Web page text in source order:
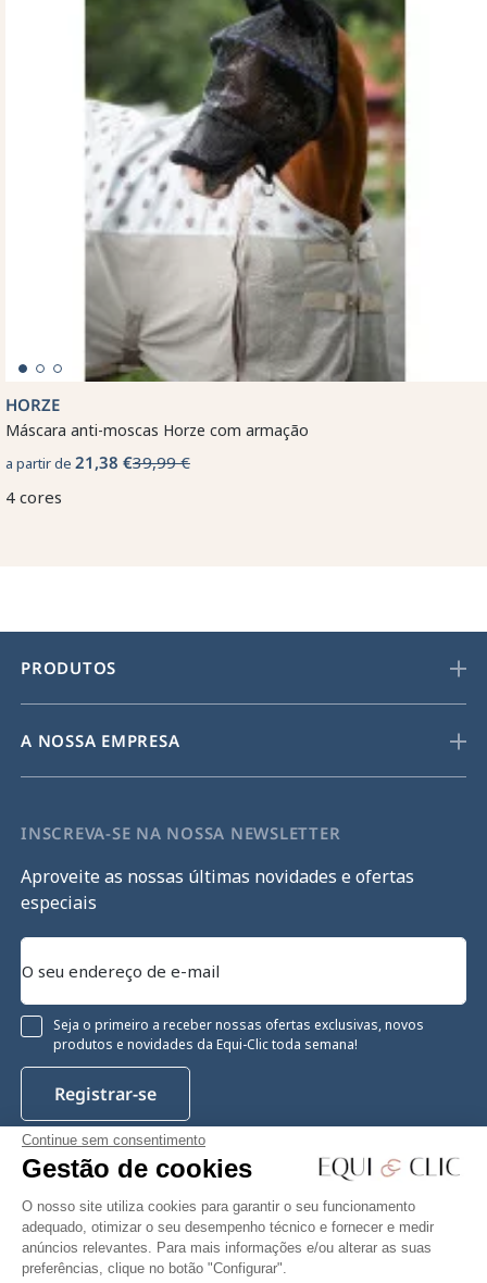
Continue sem consentimento
Gestão de cookies
O nosso site utiliza cookies para garantir o seu funcionamento
adequado, otimizar o seu desempenho técnico e fornecer e medir
anúncios relevantes. Para mais informações e/ou alterar as suas
preferências, clique no botão "Configurar".
HORZE
Máscara anti-moscas Horze com armação
a partir de 21,38 €39,99 €
4 cores
PRODUTOS
A NOSSA EMPRESA
INSCREVA-SE NA NOSSA NEWSLETTER
Aproveite as nossas últimas novidades e ofertas
especiais
Seja o primeiro a receber nossas ofertas exclusivas, novos
produtos e novidades da Equi-Clic toda semana!
Registrar-se
Facebook Twitter
YouTube
Pinterest
Instagram